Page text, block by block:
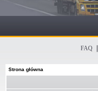
FAQ
Strona główna